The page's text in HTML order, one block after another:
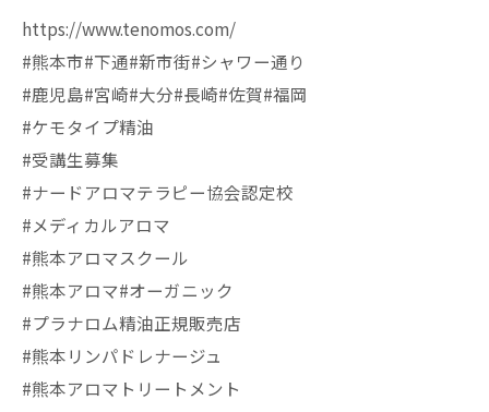
https://www.tenomos.com/
#熊本市#下通#新市街#シャワー通り
#鹿児島#宮崎#大分#長崎#佐賀#福岡
#ケモタイプ精油
#受講生募集
#ナードアロマテラピー協会認定校
#メディカルアロマ
#熊本アロマスクール
#熊本アロマ#オーガニック
#プラナロム精油正規販売店
#熊本リンパドレナージュ
#熊本アロマトリートメント